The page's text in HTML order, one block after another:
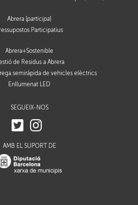
Abrera [participa
Participatius
Abrera+Sostenible
de Residus a Abrera
semiràpida de vehicles elèctrics
Enllumenat LED
SEGUEIX-NOS
AMB EL SUPORT DE